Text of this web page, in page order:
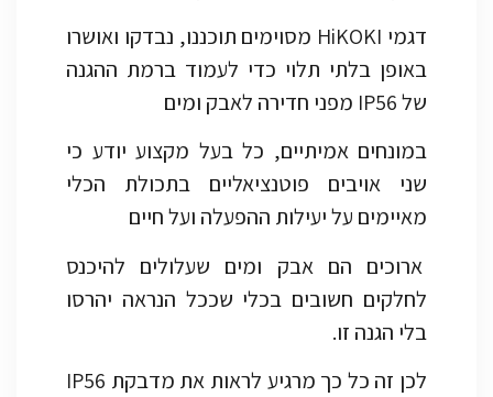
דגמי HiKOKI מסוימים תוכננו, נבדקו ואושרו
באופן בלתי תלוי כדי לעמוד ברמת ההגנה
של IP56 מפני חדירה לאבק ומים
במונחים אמיתיים, כל בעל מקצוע יודע כי
שני אויבים פוטנציאליים בתכולת הכלי
מאיימים על יעילות ההפעלה ועל חיים
ארוכים הם אבק ומים שעלולים להיכנס
לחלקים חשובים בכלי שככל הנראה יהרסו
בלי הגנה זו.
לכן זה כל כך מרגיע לראות את מדבקת IP56